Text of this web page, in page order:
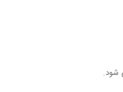
شود.